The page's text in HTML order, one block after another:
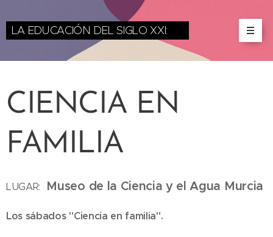
LA EDUCACIÓN DEL SIGLO XXI:
miradas desde las
Ciencias y las Artes
CIENCIA EN
FAMILIA
LUGAR: Museo de la Ciencia y el Agua Murcia
Los sábados "Ciencia en familia".